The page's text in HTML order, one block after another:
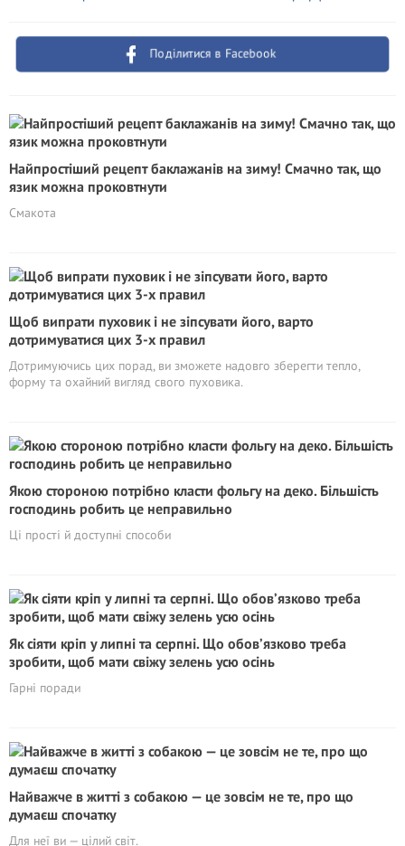
Поділитися в Facebook
Найпростіший рецепт баклажанів на зиму! Смачно так, що
язик можна проковтнути
Смакота
Щоб випрати пуховик і не зіпсувати його, варто
дотримуватися цих 3-х правил
Дотримуючись цих порад, ви зможете надовго зберегти тепло,
форму та охайний вигляд свого пуховика.
Якою стороною потрібно класти фольгу на деко. Більшість
господинь робить це неправильно
Ці прості й доступні способи
Як сіяти кріп у липні та серпні. Що обов’язково треба
зробити, щоб мати свіжу зелень усю осінь
Гарні поради
Найважче в житті з собакою — це зовсім не те, про що
думаєш спочатку
Для неї ви — цілий світ.